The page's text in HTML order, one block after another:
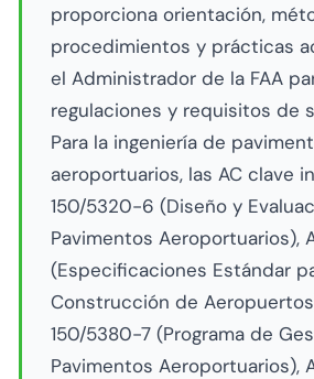
proporciona orientación,
procedimientos y prácticas
el Administrador de la FAA
regulaciones y requisitos de
Para la ingeniería de
aeroportuarios, las AC clave
150/5320-6 (Diseño y
Pavimentos Aeroportuarios),
(Especificaciones Estándar
Construcción de
150/5380-7 (Programa de
Pavimentos Aeroportuarios),